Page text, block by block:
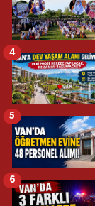
4
5
6